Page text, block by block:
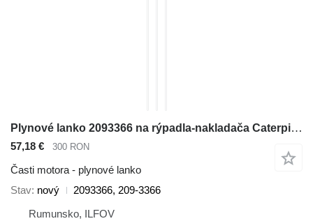
Plynové lanko 2093366 na rýpadla-nakladača Caterpillar 416E, 416F, 420E, 420F, 422E, 422F, 428E, 428F, 430E, 430F, 432E, 432F, 434E, 434F, 442E, 444E, 444F
57,18 € 300 RON
Časti motora - plynové lanko
Stav nový
2093366, 209-3366
Rumunsko, ILFOV